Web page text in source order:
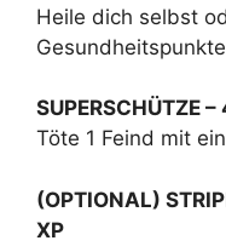
Heile dich selbst
SUPERSCHÜTZE
Töte 1 Feind mit
(OPTIONAL)
XP